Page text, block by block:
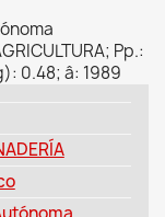
Pp.:
0.48; â: 1989